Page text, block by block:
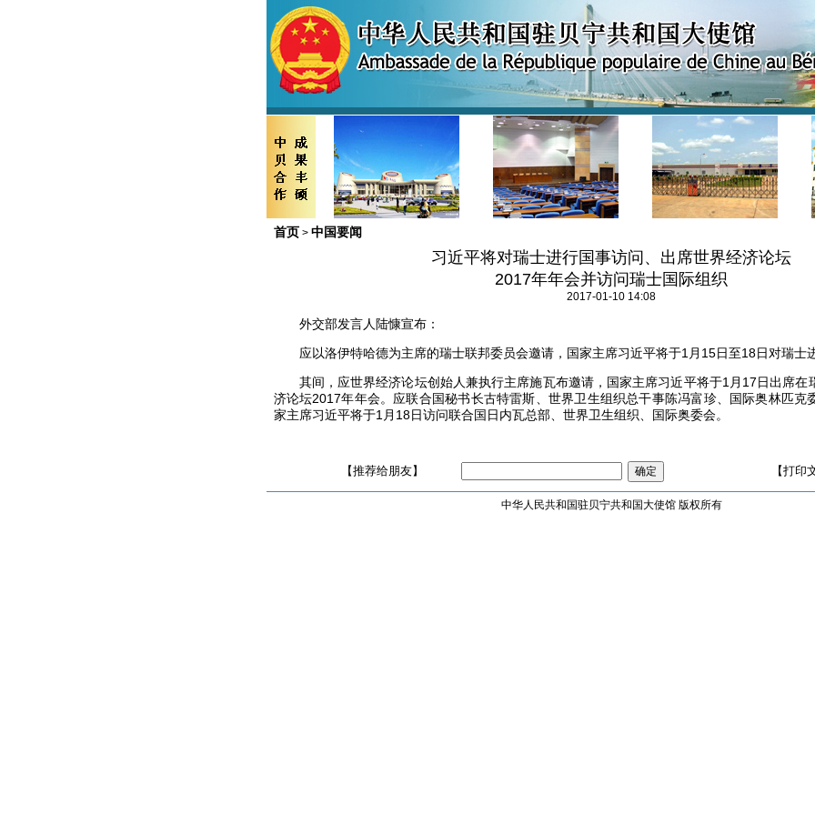
首页 > 中国要闻
习近平将对瑞士进行国事访问、出席世界经济论坛
2017年年会并访问瑞士国际组织
2017-01-10 14:08
外交部发言人陆慷宣布：
应以洛伊特哈德为主席的瑞士联邦委员会邀请，国家主席习近平将于1月15日至18日对瑞士
其间，应世界经济论坛创始人兼执行主席施瓦布邀请，国家主席习近平将于1月17日出席在
济论坛2017年年会。应联合国秘书长古特雷斯、世界卫生组织总干事陈冯富珍、国际奥林匹克
家主席习近平将于1月18日访问联合国日内瓦总部、世界卫生组织、国际奥委会。
【推荐给朋友】 【打印
中华人民共和国驻贝宁共和国大使馆 版权所有